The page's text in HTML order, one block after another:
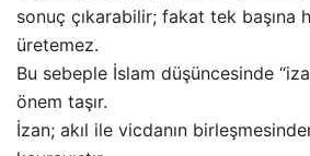
sonuç çıkarabilir; fakat tek başına
üretemez.
Bu sebeple İslam düşüncesinde
önem taşır.
İzan; akıl ile vicdanın